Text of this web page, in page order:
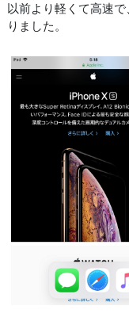
以前より軽くて高速
りました。